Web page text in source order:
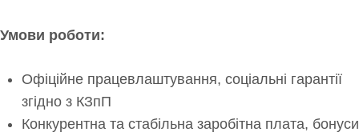
Умови роботи:
Офіційне працевлаштування, соціальні гарантії
згідно з КЗпП
Конкурентна та стабільна заробітна плата, бонуси